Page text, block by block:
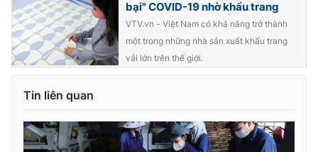
bại" COVID-19 nhờ khẩu trang
VTV.vn - Việt Nam có khả năng trở thành
một trong những nhà sản xuất khẩu trang
vải lớn trên thế giới.
Tin liên quan